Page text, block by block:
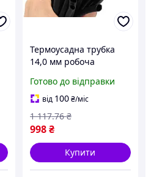
Термоусадна трубка
14,0 мм робоча
до +125 °C чорна 100м
рулон
Готово до відправки
від 100 ₴/міс
998 ₴
1 117.76 ₴
Купити